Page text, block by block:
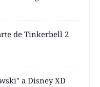
de Tinkerbell 2
a Disney XD